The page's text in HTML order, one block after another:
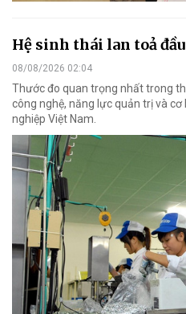
Hệ sinh thái lan toả
08/08/2026 02:04
Thước đo quan trọng nhất trong
công nghệ, năng lực quản trị và
nghiệp Việt Nam.